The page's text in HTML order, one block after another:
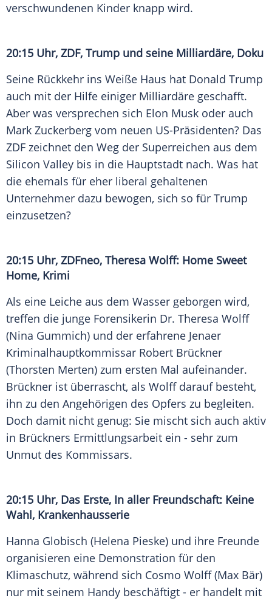
verschwundenen Kinder knapp wird.
20:15 Uhr, ZDF, Trump und seine Milliardäre, Doku
Seine Rückkehr ins Weiße Haus hat Donald Trump
auch mit der Hilfe einiger Milliardäre geschafft.
Aber was versprechen sich Elon Musk oder auch
Mark Zuckerberg vom neuen US-Präsidenten? Das
ZDF zeichnet den Weg der Superreichen aus dem
Silicon Valley bis in die Hauptstadt nach. Was hat
die ehemals für eher liberal gehaltenen
Unternehmer dazu bewogen, sich so für Trump
einzusetzen?
20:15 Uhr, ZDFneo, Theresa Wolff: Home Sweet
Home, Krimi
Als eine Leiche aus dem Wasser geborgen wird,
treffen die junge Forensikerin Dr. Theresa Wolff
(Nina Gummich) und der erfahrene Jenaer
Kriminalhauptkommissar Robert Brückner
(Thorsten Merten) zum ersten Mal aufeinander.
Brückner ist überrascht, als Wolff darauf besteht,
ihn zu den Angehörigen des Opfers zu begleiten.
Doch damit nicht genug: Sie mischt sich auch aktiv
in Brückners Ermittlungsarbeit ein - sehr zum
Unmut des Kommissars.
20:15 Uhr, Das Erste, In aller Freundschaft: Keine
Wahl, Krankenhausserie
Hanna Globisch (Helena Pieske) und ihre Freunde
organisieren eine Demonstration für den
Klimaschutz, während sich Cosmo Wolff (Max Bär)
nur mit seinem Handy beschäftigt - er handelt mit